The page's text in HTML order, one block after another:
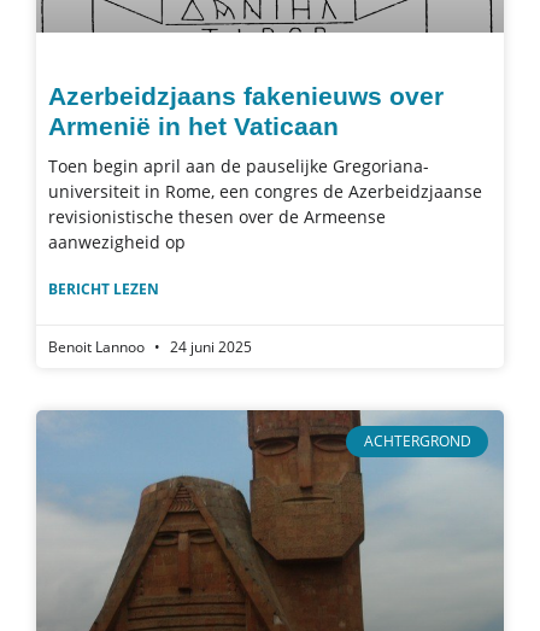
Azerbeidzjaans fakenieuws over
Armenië in het Vaticaan
Toen begin april aan de pauselijke Gregoriana-
universiteit in Rome, een congres de Azerbeidzjaanse
revisionistische thesen over de Armeense
aanwezigheid op
BERICHT LEZEN
Benoit Lannoo 24 juni 2025
ACHTERGROND